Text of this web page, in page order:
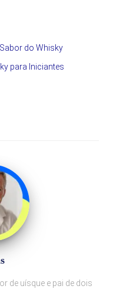
Sabor do Whisky
para Iniciantes
de uísque e pai de dois